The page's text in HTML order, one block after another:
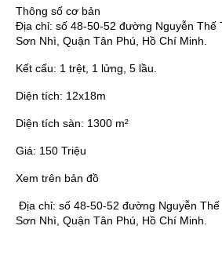
Thông số cơ bản
Địa chỉ: số 48-50-52 đường Nguyễn Thế
Sơn Nhì, Quận Tân Phú, Hồ Chí Minh.
Kết cấu: 1 trệt, 1 lửng, 5 lầu.
Diện tích: 12x18m
Diện tích sàn: 1300 m²
Giá: 150 Triệu
Xem trên bản đồ
Địa chỉ: số 48-50-52 đường Nguyễn
Sơn Nhì, Quận Tân Phú, Hồ Chí Minh.